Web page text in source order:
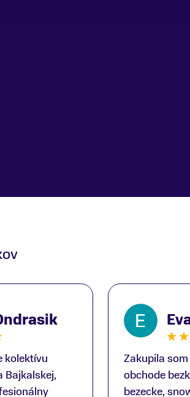
kolektívu
Bajkalskej,
Zakupila
obchode
bezecke,